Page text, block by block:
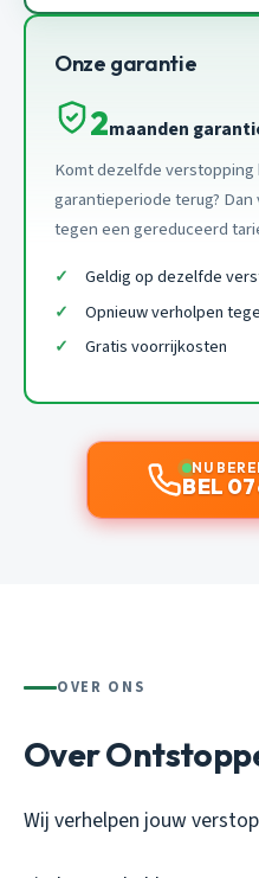
Onze garantie
2maanden
Komt dezelfde verstopping
garantieperiode terug?
tegen een gereduceerd
Geldig op dezelfde
Opnieuw verholpen
Gratis voorrijkosten
NU
BEL
OVER ONS
Over
Wij verhelpen jouw